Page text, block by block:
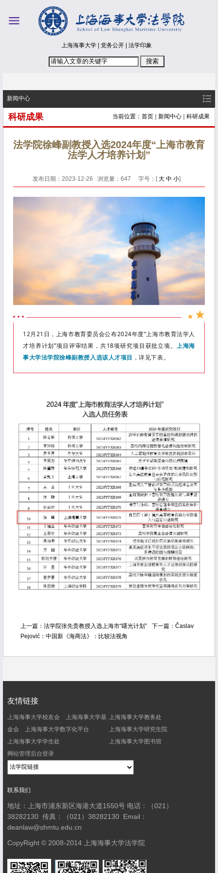
上海海事大学 党务公开 法学印象
新闻中心
当前位置： 首页 新闻中心 科研成果
科研成果
法学院徐峰副教授入选2024年度“上海市教育
法学人才培养计划”
发布日期：2023-12-26 浏览量： 647 字号：[大 中 小]
12月21日，上海市教育委员会公布2024年度“上海市教育法学人
才培养计划”项目评审结果，共18项研究项目获批立项。 上海海
事大学法学院徐峰副教授入选该人才项目 ，详见下表。
上一篇： 法学院张先贵教授入选上海市“曙光计划” 下一篇： Časlav
Pejović：中国新《海商法》：比较法视角
友情链接
上海海事大学校友会
上海海事大学基
金会
上海海事大学数字化平台
上海海事大学教务处
上海海事大学研究生院
上海海事大学学生处
上海海事大学图书馆
网站管理后台登录
联系我们
地址：上海市浦东新区海港大道1550号 电话：（021）
38282130 传真：（021）38282130 Email：
deanlaw@shmtu.edu.cn
CopyRight © 2008-2014 上海海事大学法学院